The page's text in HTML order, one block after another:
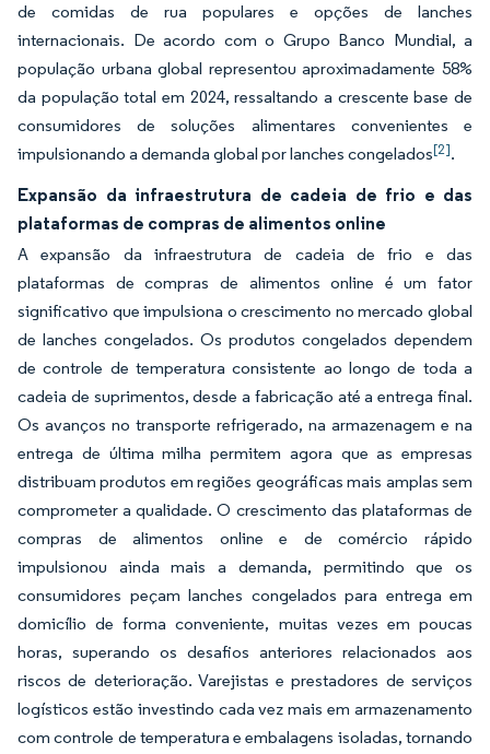
de comidas de rua populares e opções de lanches
internacionais. De acordo com o Grupo Banco Mundial, a
população urbana global representou aproximadamente 58%
da população total em 2024, ressaltando a crescente base de
consumidores de soluções alimentares convenientes e
impulsionando a demanda global por lanches congelados[2].
Expansão da infraestrutura de cadeia de frio e das
plataformas de compras de alimentos online
A expansão da infraestrutura de cadeia de frio e das
plataformas de compras de alimentos online é um fator
significativo que impulsiona o crescimento no mercado global
de lanches congelados. Os produtos congelados dependem
de controle de temperatura consistente ao longo de toda a
cadeia de suprimentos, desde a fabricação até a entrega final.
Os avanços no transporte refrigerado, na armazenagem e na
entrega de última milha permitem agora que as empresas
distribuam produtos em regiões geográficas mais amplas sem
comprometer a qualidade. O crescimento das plataformas de
compras de alimentos online e de comércio rápido
impulsionou ainda mais a demanda, permitindo que os
consumidores peçam lanches congelados para entrega em
domicílio de forma conveniente, muitas vezes em poucas
horas, superando os desafios anteriores relacionados aos
riscos de deterioração. Varejistas e prestadores de serviços
logísticos estão investindo cada vez mais em armazenamento
com controle de temperatura e embalagens isoladas, tornando